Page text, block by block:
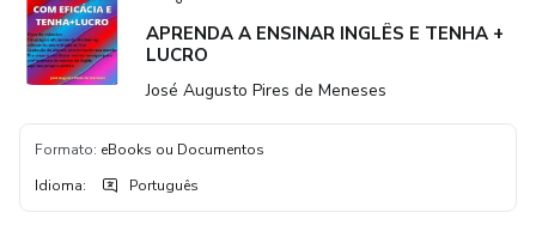
APRENDA A ENSINAR INGLÊS E TENHA +
LUCRO
José Augusto Pires de Meneses
Formato: eBooks ou Documentos
Idioma: Português